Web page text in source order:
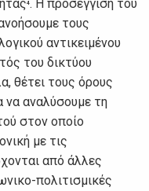
⁴. Η προσέγγιση του
τους
αντικειμένου
του δικτύου
θέτει τους όρους
να αναλύσουμε τη
στον οποίο
με τις
από άλλες
πολιτισμικές